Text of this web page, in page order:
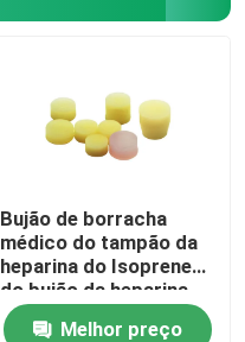
Bujão de borracha
médico do tampão da
heparina do Isoprene
do bujão da heparina
Melhor preço